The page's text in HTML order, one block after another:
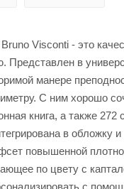
Visconti - это
Представлен в
манере
С ним хорошо
книга, а также
в обложку
повышенной
по цвету с
с